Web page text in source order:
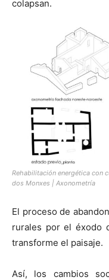
colapsan.
Rehabilitación energética con
dos Monxes | Axonometría
El proceso de
rurales por el éxodo
transforme el paisaje.
Así, los cambios